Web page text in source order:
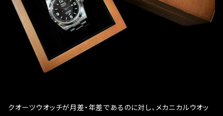
クオーツウオッチが月差・年差であるのに対し、メカニカルウオッ